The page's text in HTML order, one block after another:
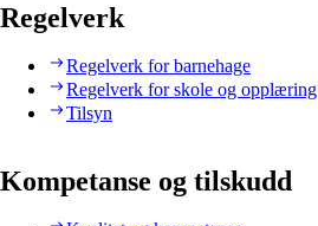
Regelverk
Regelverk for barnehage
Regelverk for skole og opplæring
Tilsyn
Kompetanse og tilskudd